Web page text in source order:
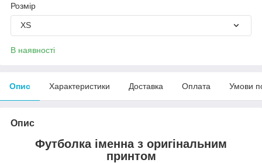
Розмір
XS
В наявності
Опис Характеристики Доставка Оплата Умови
Опис
Футболка іменна з оригінальним
принтом